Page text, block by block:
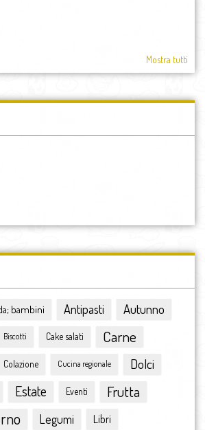
Mostra tutti
bambini Antipasti Autunno
Biscotti Cake salati Carne
Colazione Cucina regionale Dolci
Estate Eventi Frutta
Legumi Libri